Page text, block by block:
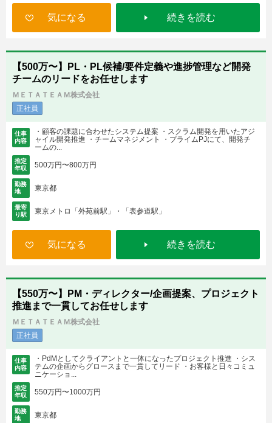
気になる 続きを読む
【500万〜】PL・PL候補/要件定義や進捗管理など開発
チームのリードをお任せします
ＭＥＴＡＴＥＡＭ株式会社
正社員
仕事
内容
・顧客の課題に合わせたシステム提案 ・スクラム開発を用いたアジ
ャイル開発推進 ・チームマネジメント ・プライムPJにて、開発チ
ームの...
推定
年収
500万円〜800万円
勤務
地
東京都
最寄
り駅
東京メトロ「外苑前駅」・「表参道駅」
気になる 続きを読む
【550万〜】PM・ディレクター/企画提案、プロジェクト
推進まで一貫してお任せします
ＭＥＴＡＴＥＡＭ株式会社
正社員
仕事
内容
・PdMとしてクライアントと一体になったプロジェクト推進 ・シス
テムの企画からグロースまで一貫してリード ・お客様と日々コミュ
ニケーショ...
推定
年収
550万円〜1000万円
勤務
地
東京都